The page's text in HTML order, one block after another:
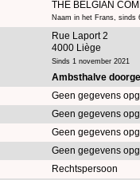
THE BELGIAN
Naam in het Frans, sinds
Rue Laport 2
4000 Liège
Sinds 1 november 2021
Ambsthalve
Geen gegevens
Geen gegevens
Geen gegevens
Geen gegevens
Rechtspersoon